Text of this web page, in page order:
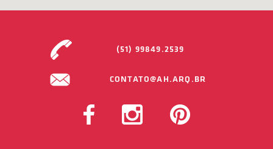
(51) 99849.2539
CONTATO@AH.ARQ.BR
FACEBOOK INSTAGRAM